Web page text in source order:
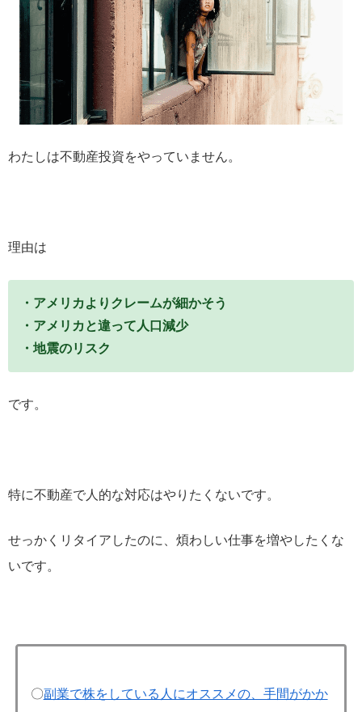
わたしは不動産投資をやっていません。
理由は
・アメリカよりクレームが細かそう
・アメリカと違って人口減少
・地震のリスク
です。
特に不動産で人的な対応はやりたくないです。
せっかくリタイアしたのに、煩わしい仕事を増やしたくな
いです。
〇副業で株をしている人にオススメの、手間がかか